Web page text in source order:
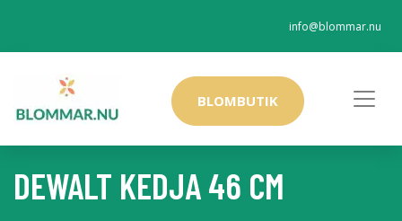
info@blommar.nu
BLOMBUTIK
DEWALT KEDJA 46 CM